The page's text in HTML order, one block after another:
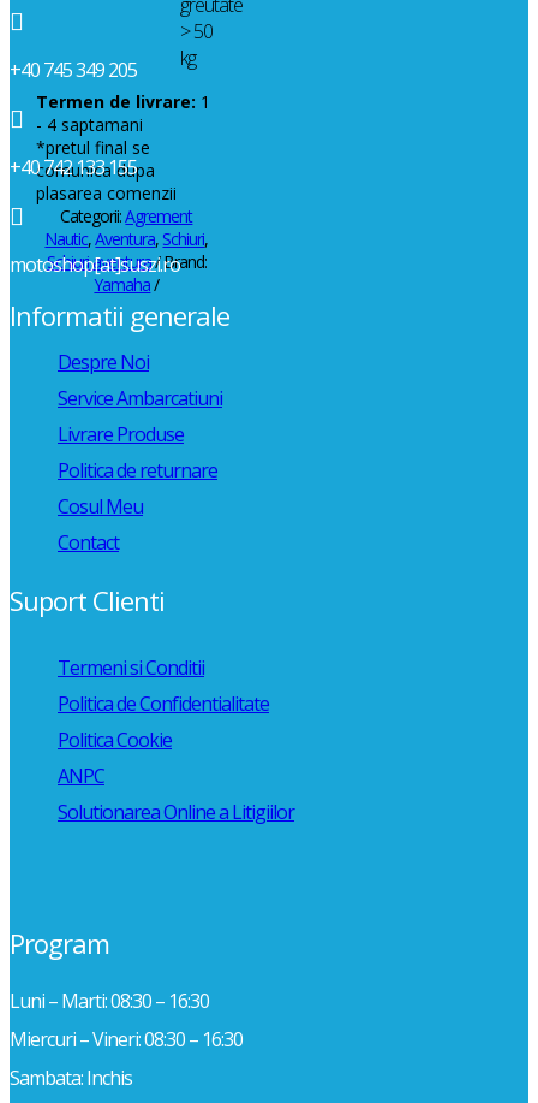
> 50
kg
Termen de livrare: 1
- 4 saptamani
*pretul final se
comunica dupa
plasarea comenzii
Categorii:Agrement
Nautic,Aventura, Schiuri,
Schiuri aventura Brand:
Yamaha

+40 745 349 205

+40 742 133 155

motoshop[at]suszi.ro
Informatii generale
Despre Noi
Service Ambarcatiuni
Livrare Produse
Politica de returnare
Cosul Meu
Contact
Suport Clienti
Termeni si Conditii
Politica de Confidentialitate
Politica Cookie
ANPC
Solutionarea Online a Litigiilor
Program
Luni – Marti: 08:30 – 16:30
Miercuri – Vineri: 08:30 – 16:30
Sambata: Inchis